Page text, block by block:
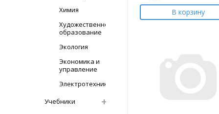
Химия
Художественное
образование
Экология
Экономика и
управление
Электротехника
Учебники
В корзину